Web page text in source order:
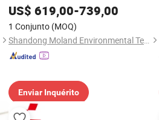
US$ 619,00-739,00
1 Conjunto (MOQ)
Shandong Moland Environmental Tech Co., Ltd.
Enviar Inquérito